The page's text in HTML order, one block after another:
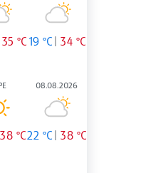
35 °C 19 °C 34 °C
38 °C
08.08.2026
22 °C 38 °C